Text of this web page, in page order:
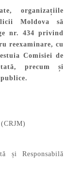
organizațiile
Moldova să
nr. 434 privind
reexaminare, cu
Comisiei de
precum și
și Responsabilă